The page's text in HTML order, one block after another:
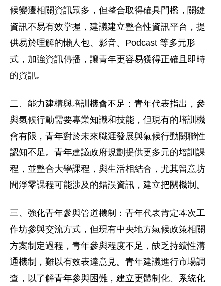
候變遷相關資訊眾多，但整合取得確具門檻，關鍵
資訊不易有效掌握，建議建立整合性資訊平台，提
供易於理解的懶人包、影音、Podcast 等多元形
式，加強資訊傳播，讓青年更容易獲得正確且即時
的資訊。
二、能力建構與培訓機會不足：青年代表指出，參
與氣候行動需要專業知識和技能，但現有的培訓機
會有限，青年對於未來職涯發展與氣候行動關聯性
認知不足。青年建議政府規劃提供更多元的培訓課
程，並整合大學課程，與生活相結合，尤其留意坊
間淨零課程可能涉及的錯誤資訊，建立把關機制。
三、強化青年參與管道機制：青年代表肯定本次工
作坊參與交流方式，但現有中央地方氣候政策相關
方案制定過程，青年參與程度不足，缺乏持續性溝
通機制，難以有效表達意見。青年建議進行市場調
查，以了解青年參與困難，建立更體制化、系統化